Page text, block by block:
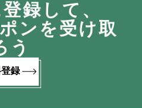
登録して、
ポンを受け取
う
録